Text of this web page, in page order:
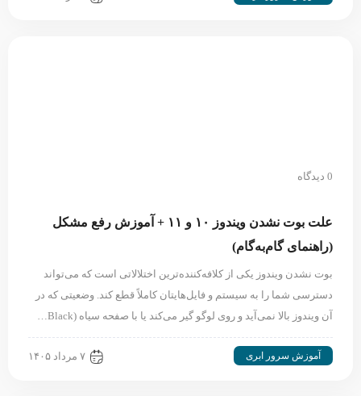
0 دیدگاه
علت بوت نشدن ویندوز ۱۰ و ۱۱ + آموزش رفع مشکل
(راهنمای گام‌به‌گام)
بوت نشدن ویندوز یکی از کلافه‌کننده‌ترین اختلالاتی است که می‌تواند
دسترسی شما را به سیستم و فایل‌هایتان کاملاً قطع کند. وضعیتی که در
آن ویندوز بالا نمی‌آید و روی لوگو گیر می‌کند یا با صفحه سیاه (Black…
آموزش سرور ابری ۷ مرداد ۱۴۰۵